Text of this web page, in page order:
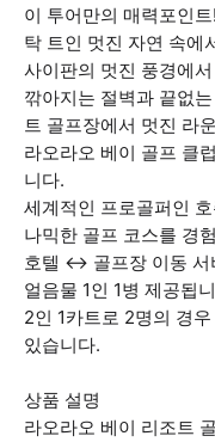
이 투어만의 매력포인트!
탁 트인 멋진 자연 속에
사이판의 멋진 풍경에
깎아지는 절벽과 끝없
트 골프장에서 멋진 라
라오라오 베이 골프 클
니다.
세계적인 프로골퍼인
나믹한 골프 코스를 경
호텔 ↔ 골프장 이동 서
얼음물 1인 1병 제공됩
2인 1카트로 2명의 경
있습니다.
상품 설명
라오라오 베이 리조트